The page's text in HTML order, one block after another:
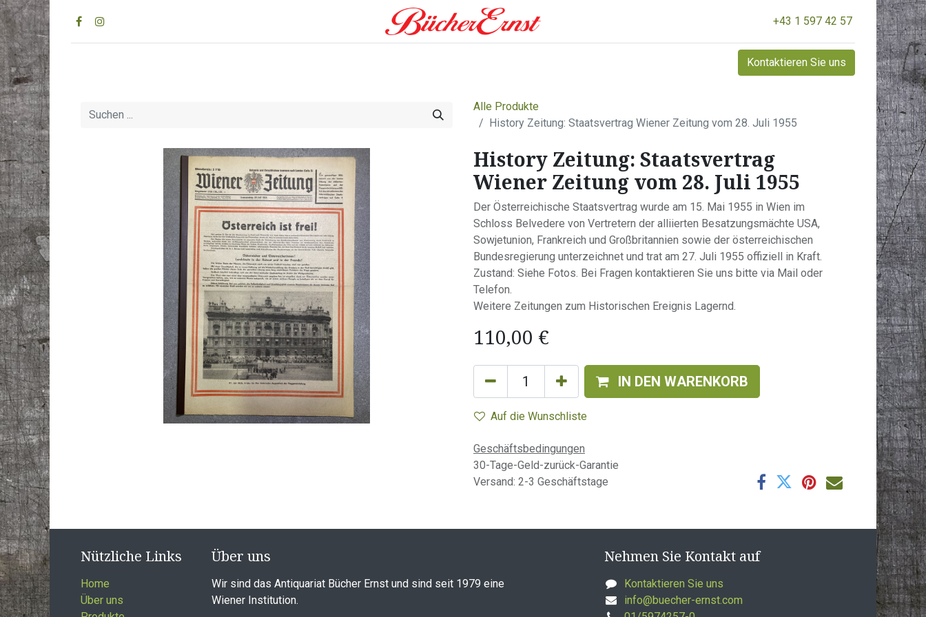
+43 1 597 42 57
Kontaktieren Sie uns
Alle Produkte
History Zeitung: Staatsvertrag Wiener Zeitung vom 28. Juli 1955
History Zeitung: Staatsvertrag
Wiener Zeitung vom 28. Juli 1955
Der Österreichische Staatsvertrag wurde am 15. Mai 1955 in Wien im
Schloss Belvedere von Vertretern der alliierten Besatzungsmächte USA,
Sowjetunion, Frankreich und Großbritannien sowie der österreichischen
Bundesregierung unterzeichnet und trat am 27. Juli 1955 offiziell in Kraft.
Zustand: Siehe Fotos. Bei Fragen kontaktieren Sie uns bitte via Mail oder
Telefon.
Weitere Zeitungen zum Historischen Ereignis Lagernd.
110,00 €
IN DEN WARENKORB
Auf die Wunschliste
Geschäftsbedingungen
30-Tage-Geld-zurück-Garantie
Versand: 2-3 Geschäftstage
Nützliche Links
Home
Über uns
Über uns
Wir sind das Antiquariat Bücher Ernst und sind seit 1979 eine
Wiener Institution.
Nehmen Sie Kontakt auf
Kontaktieren Sie uns
info@buecher-ernst.com